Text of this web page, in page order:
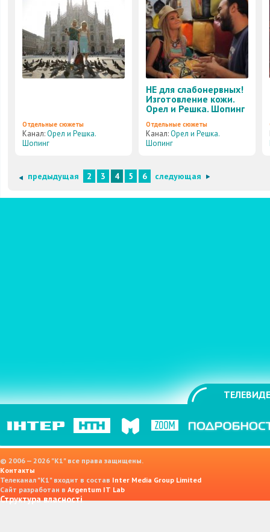
Отдельные сюжеты
Канал:Орел и Решка.
Шопинг
НЕ для слабонервных!
Изготовление кожи.
Орел и Решка. Шопинг
Отдельные сюжеты
Канал:Орел и Решка.
Шопинг
предыдущая 2 3 4 5 6 следующая
© 2006 — 2026 "K1" все права защищены.
Контакты
Телеканал "К1" входит в состав Inter Media Group Limited
Сайт разработан в Argentum IT Lab
Структура власності